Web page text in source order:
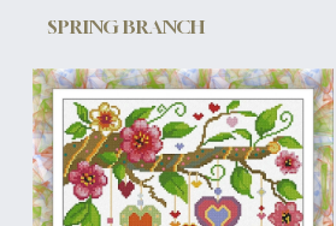
SPRING BRANCH